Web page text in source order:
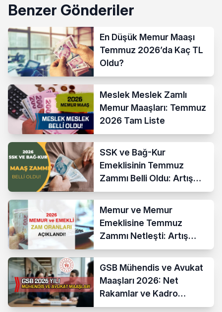
Benzer Gönderiler
En Düşük Memur Maaşı
Temmuz 2026’da Kaç TL
Oldu?
Meslek Meslek Zamlı
Memur Maaşları: Temmuz
2026 Tam Liste
SSK ve Bağ-Kur
Emeklisinin Temmuz
Zammı Belli Oldu: Artış
Yüzde 17,76
Memur ve Memur
Emeklisine Temmuz
Zammı Netleşti: Artış
Yüzde 13,52 Oldu
GSB Mühendis ve Avukat
Maaşları 2026: Net
Rakamlar ve Kadro
Karşılaştırması